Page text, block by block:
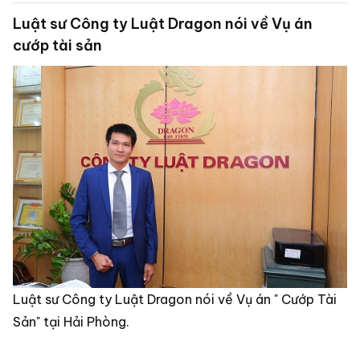
Luật sư Công ty Luật Dragon nói về Vụ án
cướp tài sản
Luật sư Công ty Luật Dragon nói về Vụ án " Cướp Tài
Sản" tại Hải Phòng.